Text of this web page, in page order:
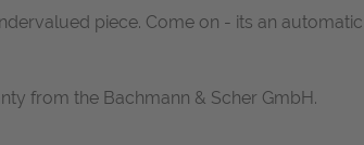
piece. Come on - its an
from the Bachmann & Scher GmbH.